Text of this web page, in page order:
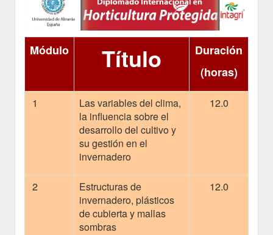
Módulo Título
Duración
(horas)
1
Las variables del clima,
la influencia sobre el
desarrollo del cultivo y
su gestión en el
invernadero
12.0
2
Estructuras de
invernadero, plásticos
de cubierta y mallas
sombras
12.0